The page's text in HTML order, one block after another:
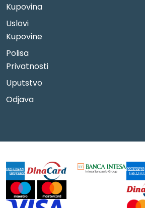
Kupovina
Uslovi
Kupovine
Polisa
Privatnosti
Uputstvo
Odjava